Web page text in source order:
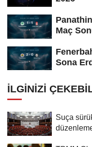
Maç
Sona
İLGINIZI
Suça